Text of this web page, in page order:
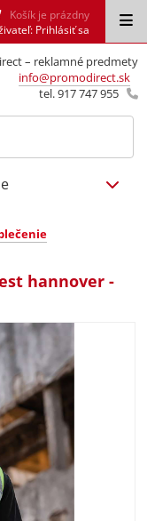
– reklamné predmety
info@promodirect.sk
tel. 917 747 955
Košík je prázdny
Prihlásiť sa
hannover -